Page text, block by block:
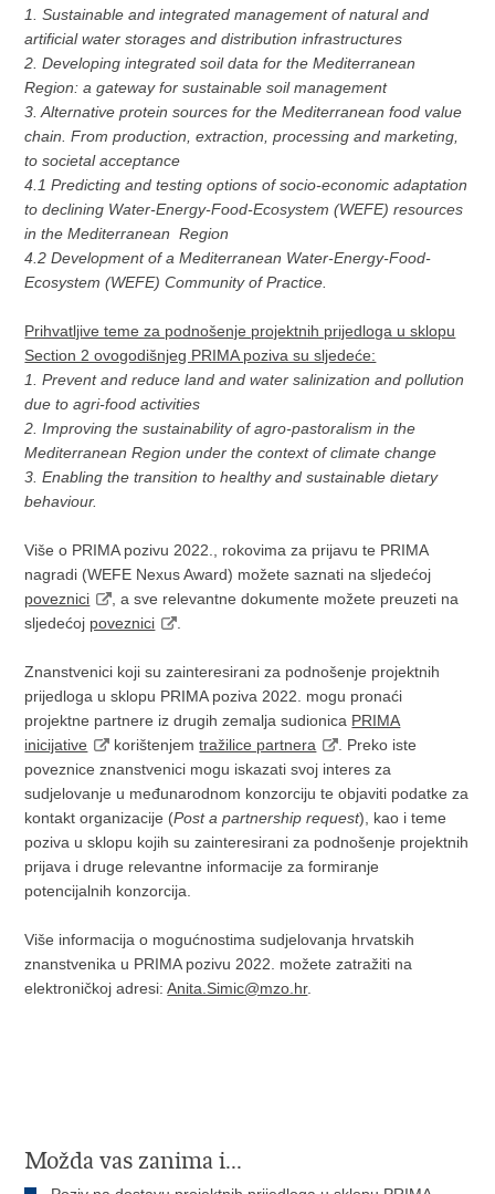
1. Sustainable and integrated management of natural and
artificial water storages and distribution infrastructures
2. Developing integrated soil data for the Mediterranean
Region: a gateway for sustainable soil management
3. Alternative protein sources for the Mediterranean food value
chain. From production, extraction, processing and marketing,
to societal acceptance
4.1 Predicting and testing options of socio-economic adaptation
to declining Water-Energy-Food-Ecosystem (WEFE) resources
in the Mediterranean Region
4.2 Development of a Mediterranean Water-Energy-Food-
Ecosystem (WEFE) Community of Practice.
Prihvatljive teme za podnošenje projektnih prijedloga u sklopu
Section 2 ovogodišnjeg PRIMA poziva su sljedeće:
1. Prevent and reduce land and water salinization and pollution
due to agri-food activities
2. Improving the sustainability of agro-pastoralism in the
Mediterranean Region under the context of climate change
3. Enabling the transition to healthy and sustainable dietary
behaviour.
Više o PRIMA pozivu 2022., rokovima za prijavu te PRIMA
nagradi (WEFE Nexus Award) možete saznati na sljedećoj
poveznici
, a sve relevantne dokumente možete preuzeti na
sljedećoj poveznici
Znanstvenici koji su zainteresirani za podnošenje projektnih
prijedloga u sklopu PRIMA poziva 2022. mogu pronaći
projektne partnere iz drugih zemalja sudionica PRIMA
inicijative
korištenjemtražilice partnera
. Preko iste
poveznice znanstvenici mogu iskazati svoj interes za
sudjelovanje u međunarodnom konzorciju te objaviti podatke za
kontakt organizacije (Post a partnership request), kao i teme
poziva u sklopu kojih su zainteresirani za podnošenje projektnih
prijava i druge relevantne informacije za formiranje
potencijalnih konzorcija.
Više informacija o mogućnostima sudjelovanja hrvatskih
znanstvenika u PRIMA pozivu 2022. možete zatražiti na
elektroničkoj adresi:Anita.Simic@mzo.hr.
Možda vas zanima i...